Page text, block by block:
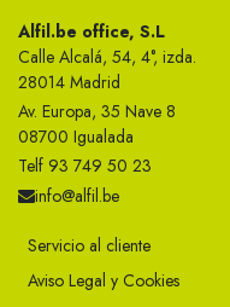
Alfil.be office, S.L
Calle Alcalá, 54, 4°, izda.
28014 Madrid
Av. Europa, 35 Nave 8
08700 Igualada
Telf 93 749 50 23
info@alfil.be
Servicio al cliente
Aviso Legal y Cookies